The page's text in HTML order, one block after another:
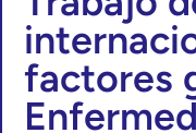
factores